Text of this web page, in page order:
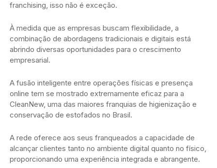
franchising, isso não é exceção.
À medida que as empresas buscam flexibilidade, a
combinação de abordagens tradicionais e digitais está
abrindo diversas oportunidades para o crescimento
empresarial.
A fusão inteligente entre operações físicas e presença
online tem se mostrado extremamente eficaz para a
CleanNew, uma das maiores franquias de higienização e
conservação de estofados no Brasil.
A rede oferece aos seus franqueados a capacidade de
alcançar clientes tanto no ambiente digital quanto no físico,
proporcionando uma experiência integrada e abrangente.